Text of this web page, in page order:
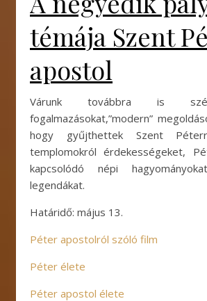
témája Szent
apostol
Várunk továbbra is
fogalmazásokat,”modern”
hogy gyűjthettek Szent
templomokról érdekességeket,
kapcsolódó népi
legendákat.
Határidő: május 13.
Péter apostolról szóló film
Péter élete
Péter apostol élete